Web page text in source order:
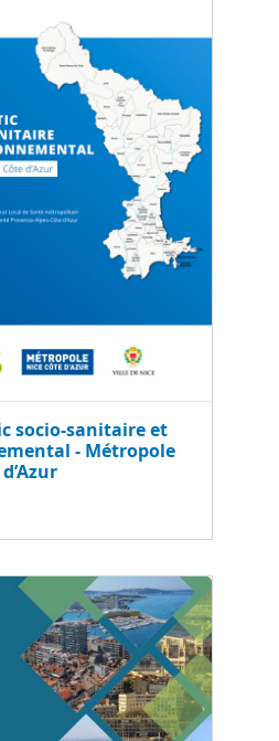
socio-sanitaire et
- Métropole